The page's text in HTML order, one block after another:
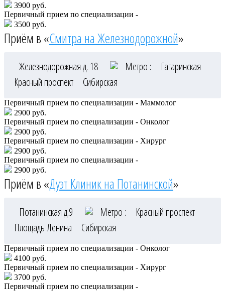
3900 руб.
Первичный прием по специализации -
3500 руб.
Приём в «Смитра на Железнодорожной»
Железнодорожная д. 18 Метро :
Гагаринская
Красный проспект
Сибирская
Первичный прием по специализации - Маммолог
2900 руб.
Первичный прием по специализации - Онколог
2900 руб.
Первичный прием по специализации - Хирург
2900 руб.
Первичный прием по специализации -
2900 руб.
Приём в «Дуэт Клиник на Потанинской»
Потанинская д.9 Метро :
Красный проспект
Площадь Ленина
Сибирская
Первичный прием по специализации - Онколог
4100 руб.
Первичный прием по специализации - Хирург
3700 руб.
Первичный прием по специализации -